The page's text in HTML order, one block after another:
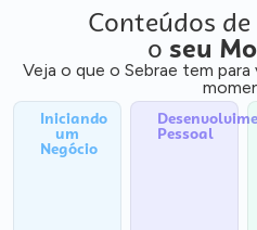
Conteúdos
o seu
Veja o que o Sebrae tem
Iniciando
um
Negócio
Pessoal